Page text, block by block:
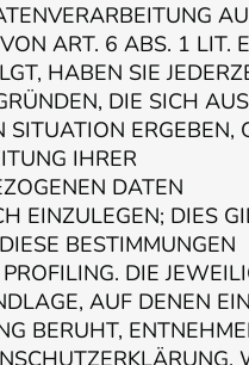
ART. 6 ABS. 1 LIT.
HABEN SIE
DIE SICH
SITUATION ERGEBEN,
IHRER
DATEN
EINZULEGEN; DIES
BESTIMMUNGEN
DIE
AUF DENEN
BERUHT,